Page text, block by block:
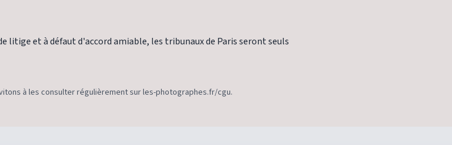
litige et à défaut d'accord amiable, les tribunaux de Paris seront seuls
à les consulter régulièrement sur les-photographes.fr/cgu.